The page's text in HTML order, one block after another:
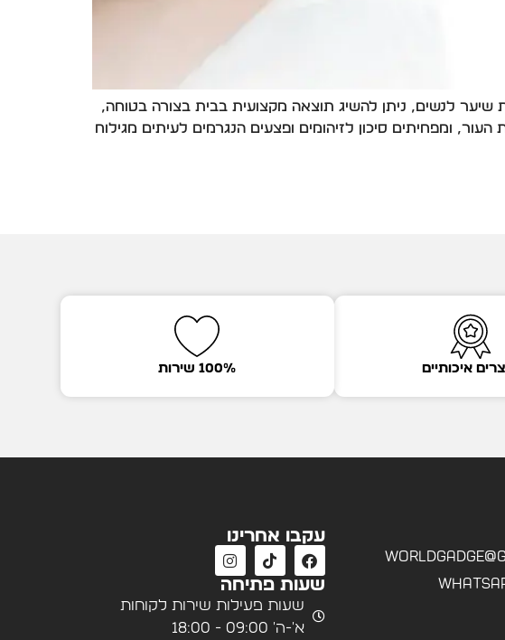
לנשים, ניתן להשיג תוצאה מקצועית בבית בצורה בטוחה,
ומפחיתים סיכון לזיהומים ופצעים הנגרמים לעיתים מגילוח
איכותיים 100% שירות
עקבו אחרינו
שעות פתיחה
שעות פעילות שירות לקוחות
א'-ה' 09:00 - 18:00